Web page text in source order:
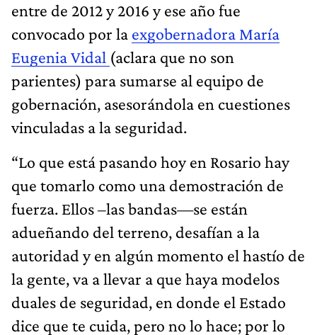
entre de 2012 y 2016 y ese año fue
convocado por la exgobernadora María
Eugenia Vidal (aclara que no son
parientes) para sumarse al equipo de
gobernación, asesorándola en cuestiones
vinculadas a la seguridad.
“Lo que está pasando hoy en Rosario hay
que tomarlo como una demostración de
fuerza. Ellos –las bandas—se están
adueñando del terreno, desafían a la
autoridad y en algún momento el hastío de
la gente, va a llevar a que haya modelos
duales de seguridad, en donde el Estado
dice que te cuida, pero no lo hace; por lo